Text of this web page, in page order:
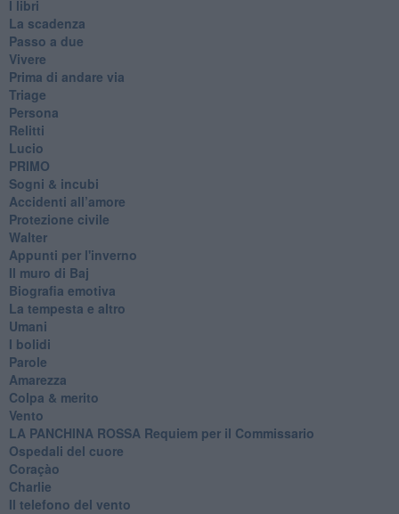
I libri
La scadenza
Passo a due
Vivere
Prima di andare via
Triage
Persona
Relitti
Lucio
PRIMO
Sogni & incubi
Accidenti all’amore
Protezione civile
Walter
Appunti per l'inverno
Il muro di Baj
Biografia emotiva
La tempesta e altro
Umani
I bolidi
Parole
Amarezza
Colpa & merito
Vento
​LA PANCHINA ROSSA Requiem per il Commissario
Ospedali del cuore
Coraçào
Charlie
Il telefono del vento